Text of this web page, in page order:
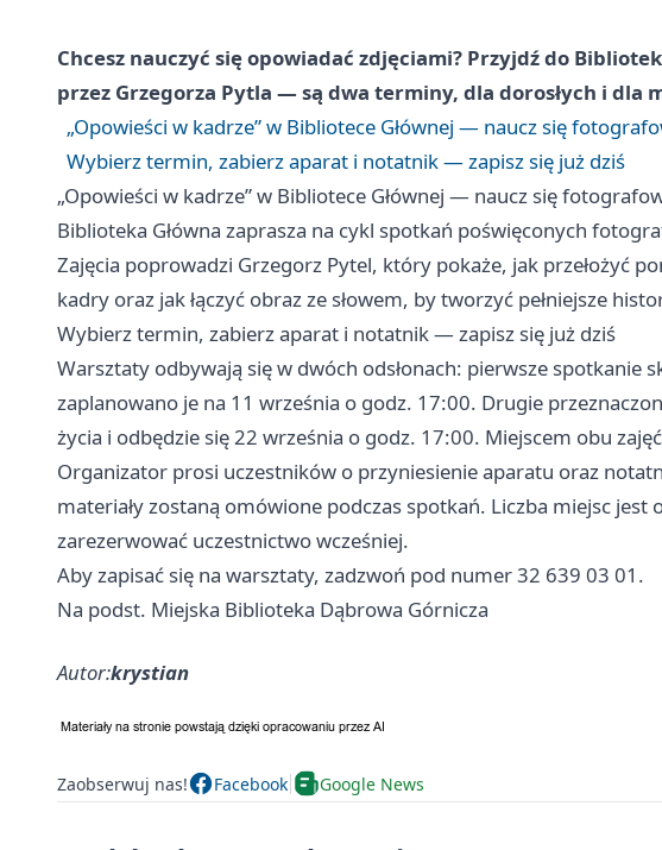
Chcesz nauczyć się opowiadać zdjęciami? Przyjdź do
przez Grzegorza Pytla — są dwa terminy, dla dorosłych i dla
„Opowieści w kadrze” w Bibliotece Głównej — naucz się
Wybierz termin, zabierz aparat i notatnik — zapisz się już dziś
„Opowieści w kadrze” w Bibliotece Głównej — naucz się
Biblioteka Główna zaprasza na cykl spotkań poświęconych
Zajęcia poprowadzi Grzegorz Pytel, który pokaże, jak przełożyć
kadry oraz jak łączyć obraz ze słowem, by tworzyć pełniejsze
Wybierz termin, zabierz aparat i notatnik — zapisz się już dziś
Warsztaty odbywają się w dwóch odsłonach: pierwsze spotkanie
zaplanowano je na 11 września o godz. 17:00. Drugie
życia i odbędzie się 22 września o godz. 17:00. Miejscem obu
Organizator prosi uczestników o przyniesienie aparatu oraz
materiały zostaną omówione podczas spotkań. Liczba miejsc
zarezerwować uczestnictwo wcześniej.
Aby zapisać się na warsztaty, zadzwoń pod numer 32 639 03 01.
Na podst. Miejska Biblioteka Dąbrowa Górnicza
Autor:krystian
Zaobserwuj nas! Facebook Google News